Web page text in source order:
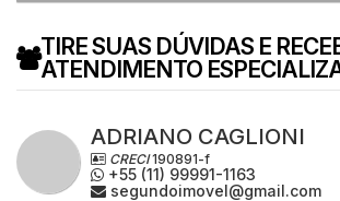
TIRE SUAS DÚVIDAS E
ATENDIMENTO
ADRIANO CAGLIONI
CRECI190891-f
+55 (11) 99991-1163
segundoimovel@gmail.com